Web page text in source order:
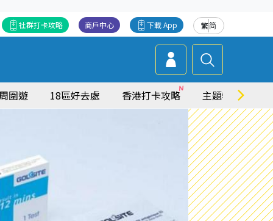
繁简
下載 App
商戶中心
社群打卡攻略
圍遊 18區好去處 香港打卡攻略 主題特集